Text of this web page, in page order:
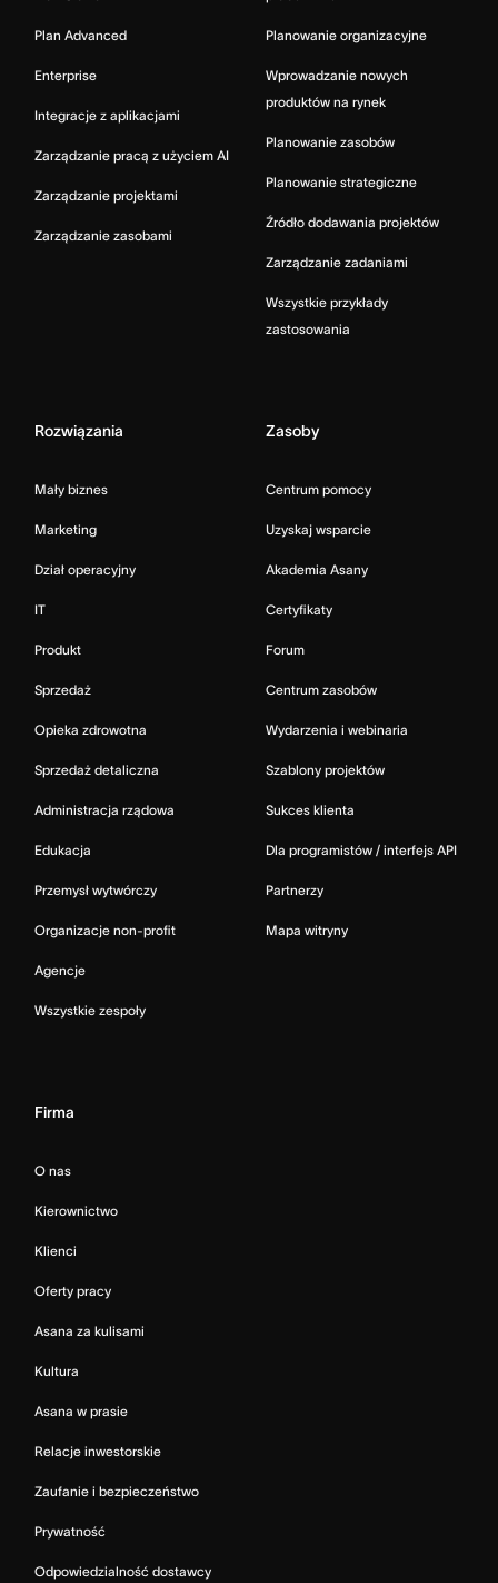
Plan Advanced
Enterprise
Integracje z aplikacjami
Zarządzanie pracą z użyciem AI
Zarządzanie projektami
Zarządzanie zasobami
Planowanie organizacyjne
Wprowadzanie nowych
produktów na rynek
Planowanie zasobów
Planowanie strategiczne
Źródło dodawania projektów
Zarządzanie zadaniami
Wszystkie przykłady
zastosowania
Rozwiązania
Mały biznes
Marketing
Dział operacyjny
IT
Produkt
Sprzedaż
Opieka zdrowotna
Sprzedaż detaliczna
Administracja rządowa
Edukacja
Przemysł wytwórczy
Organizacje non-profit
Agencje
Wszystkie zespoły
Zasoby
Centrum pomocy
Uzyskaj wsparcie
Akademia Asany
Certyfikaty
Forum
Centrum zasobów
Wydarzenia i webinaria
Szablony projektów
Sukces klienta
Dla programistów / interfejs API
Partnerzy
Mapa witryny
Firma
O nas
Kierownictwo
Klienci
Oferty pracy
Asana za kulisami
Kultura
Asana w prasie
Relacje inwestorskie
Zaufanie i bezpieczeństwo
Prywatność
Odpowiedzialność dostawcy